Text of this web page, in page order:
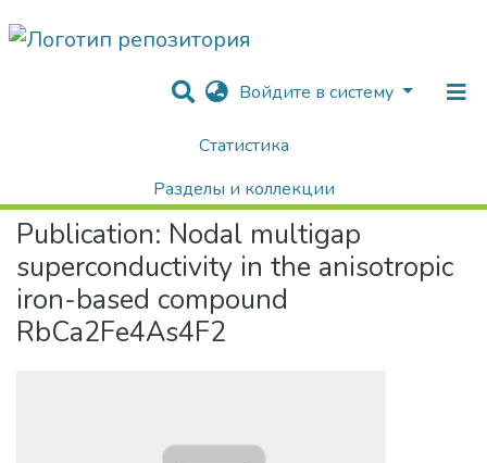
Войдите в систему
Статистика
Разделы и коллекции
Поиск
Publication: Nodal multigap
superconductivity in the anisotropic
iron-based compound
RbCa2Fe4As4F2